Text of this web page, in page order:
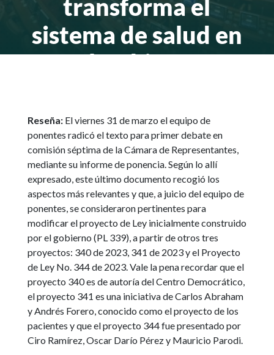
transforma el
sistema de salud en
colombia y se
disposiciones
ABR 19 2023
Reseña:El viernes 31 de marzo el equipo de
ponentes radicó el texto para primer debate en
comisión séptima de la Cámara de Representantes,
mediante su informe de ponencia. Según lo allí
expresado, este último documento recogió los
aspectos más relevantes y que, a juicio del equipo de
ponentes, se consideraron pertinentes para
modificar el proyecto de Ley inicialmente construido
por el gobierno (PL 339), a partir de otros tres
proyectos: 340 de 2023, 341 de 2023 y el Proyecto
de Ley No. 344 de 2023. Vale la pena recordar que el
proyecto 340 es de autoría del Centro Democrático,
el proyecto 341 es una iniciativa de Carlos Abraham
y Andrés Forero, conocido como el proyecto de los
pacientes y que el proyecto 344 fue presentado por
Ciro Ramírez, Oscar Darío Pérez y Mauricio Parodi.